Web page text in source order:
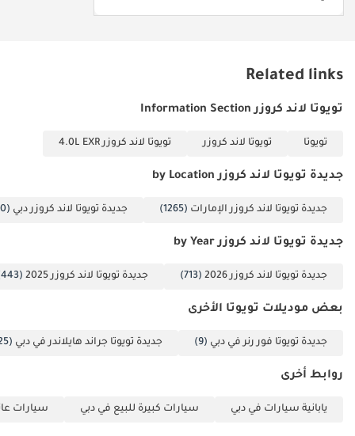
Related links
تويوتا لاند كروزر Information Section
تويوتا تويوتا لاند كروزر تويوتا لاند كروزر 4.0L EXR
جديدة تويوتا لاند كروزر by Location
جديدة تويوتا لاند كروزر الإمارات (1265) جديدة تويوتا لاند كروزر دبي (1250)
جديدة تويوتا لاند كروزر by Year
جديدة تويوتا لاند كروزر 2026 (713) جديدة تويوتا لاند كروزر 2025 (443)
بعض موديلات تويوتا الأخرى
جديدة تويوتا فور رنر في دبي (9) جديدة تويوتا جراند هايلاندر في دبي (25)
روابط أخرى
يابانية سيارات في دبي سيارات كبيرة للبيع في دبي سيارات